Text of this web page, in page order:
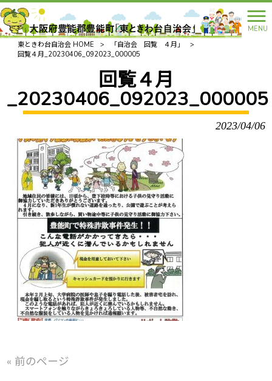
MENU
東ときわ台自治会 HOME
> 「自治会 回覧 ４月」
>
回覧４月_20230406_092023_000005
回覧４月
_20230406_092023_000005
2023/04/06
« 前のページ